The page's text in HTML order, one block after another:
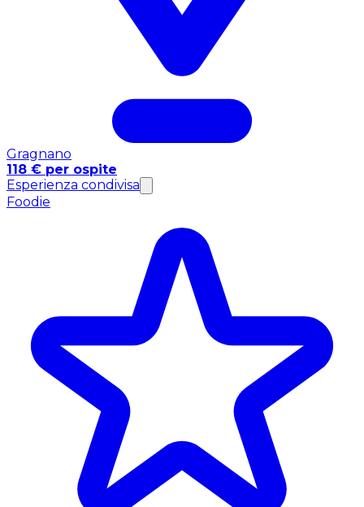
Gragnano
118 € per ospite
Esperienza condivisa
Foodie